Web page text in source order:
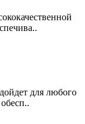
для любого